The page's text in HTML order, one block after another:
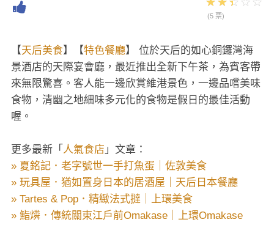
(5 票)
【天后美食】【特色餐廳】 位於天后的如心銅鑼灣海
景酒店的天際宴會廳，最近推出全新下午茶，為賓客帶
來無限驚喜。客人能一邊欣賞維港景色，一邊品嚐美味
食物，清幽之地細味多元化的食物是假日的最佳活動
喔。
更多最新「 人氣食店 」文章：
» 夏銘記．老字號世一手打魚蛋｜佐敦美食
» 玩具屋．猶如置身日本的居酒屋｜天后日本餐廳
» Tartes & Pop．精緻法式撻｜上環美食
» 鮨燐．傳統關東江戶前Omakase｜上環Omakase